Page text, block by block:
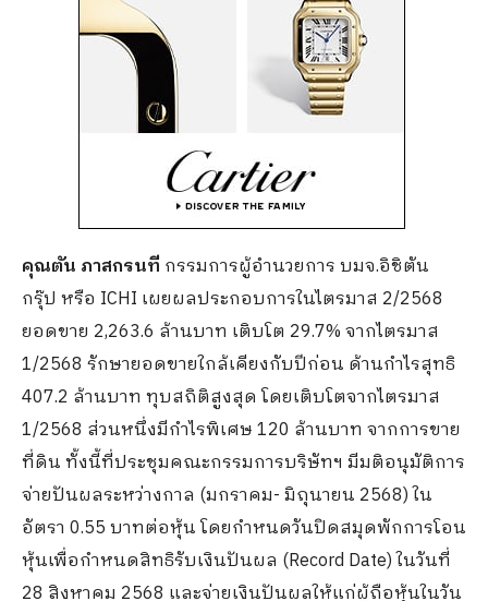
คุณตัน ภาสกรนที กรรมการผู้อำนวยการ บมจ.อิชิตัน
กรุ๊ป หรือ ICHI เผยผลประกอบการในไตรมาส 2/2568
ยอดขาย 2,263.6 ล้านบาท เติบโต 29.7% จากไตรมาส
1/2568 รักษายอดขายใกล้เคียงกับปีก่อน ด้านกำไรสุทธิ
407.2 ล้านบาท ทุบสถิติสูงสุด โดยเติบโตจากไตรมาส
1/2568 ส่วนหนึ่งมีกำไรพิเศษ 120 ล้านบาท จากการขาย
ที่ดิน ทั้งนี้ที่ประชุมคณะกรรมการบริษัทฯ มีมติอนุมัติการ
จ่ายปันผลระหว่างกาล (มกราคม- มิถุนายน 2568) ใน
อัตรา 0.55 บาทต่อหุ้น โดยกำหนดวันปิดสมุดพักการโอน
หุ้นเพื่อกำหนดสิทธิรับเงินปันผล (Record Date) ในวันที่
28 สิงหาคม 2568 และจ่ายเงินปันผลให้แก่ผู้ถือหุ้นในวัน